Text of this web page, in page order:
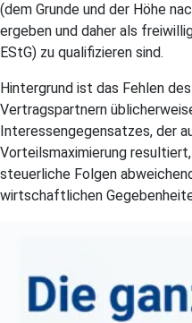
(dem Grunde und der Höhe
ergeben und daher als
EStG) zu qualifizieren sind.
Hintergrund ist das Fehlen
Vertragspartnern
Interessengegensatzes, der
Vorteilsmaximierung
steuerliche Folgen
wirtschaftlichen